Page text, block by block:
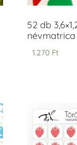
52 db
1.270 Ft